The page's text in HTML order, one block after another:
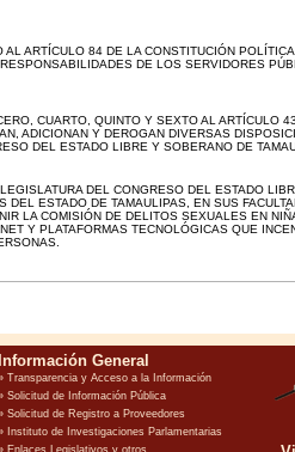
ARTÍCULO 84 DE LA CONSTITUCIÓN
DE LOS SERVIDORES
CUARTO, QUINTO Y SEXTO AL ARTÍCULO
ADICIONAN Y DEROGAN DIVERSAS
DEL ESTADO LIBRE Y SOBERANO DE
DEL CONGRESO DEL ESTADO
DEL ESTADO DE TAMAULIPAS, EN SUS
LA COMISIÓN DE DELITOS SEXUALES EN
Y PLATAFORMAS TECNOLÓGICAS QUE